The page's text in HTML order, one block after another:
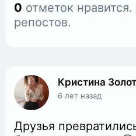
0 отметок нравится.
репостов.
Кристина
6 лет назад
Друзья